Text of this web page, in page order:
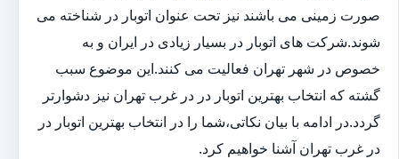
صورت زمینی می باشند نیز تحت عنوان اتوبار در شناخته می
شوند.شرکت های اتوبار در بسیار زیادی در ایران و به
خصوص در شهر تهران فعالیت می کنند.این موضوع سبب
گشته که انتخاب بهترین اتوبار در در غرب تهران نیز دشوارتر
گردد.در ادامه با بیان نکاتی،شما را در انتخاب بهترین اتوبار در
در غرب تهران آشنا خواهیم کرد.